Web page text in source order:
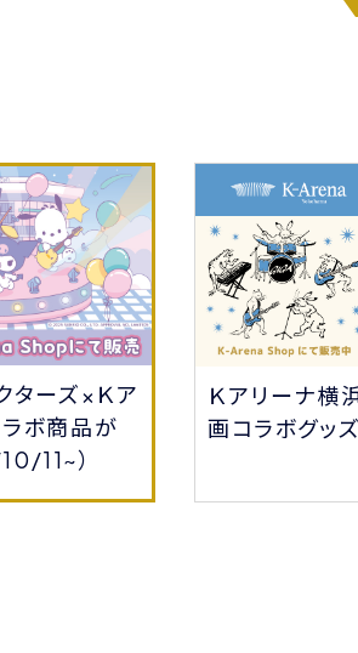
ターズ×Ｋア
ボ商品が
11~）
Ｋアリーナ横
画コラボグッ